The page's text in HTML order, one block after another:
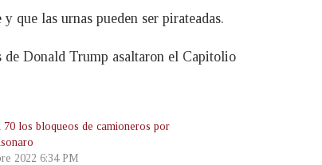
que las urnas pueden ser pirateadas.
de Donald Trump asaltaron el Capitolio
70 los bloqueos de camioneros por
2022 6:34 PM